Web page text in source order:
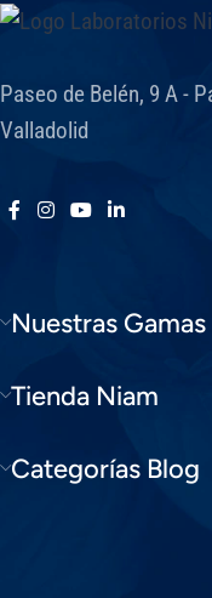
Paseo de Belén, 9 A -
Valladolid
Nuestras Gamas
Tienda Niam
Categorías Blog